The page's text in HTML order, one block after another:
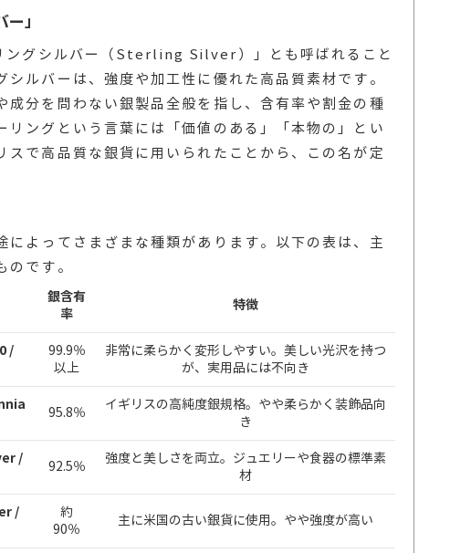
」
ングシルバー（Sterling Silver）」とも呼ばれること
シルバーは、強度や加工性に優れた高品質素材です。
成分を問わない銀製品全般を指し、含有率や割金の種
リングという言葉には「価値のある」「本物の」とい
スで高品質な銀貨に用いられたことから、この名が定
によってさまざまな種類があります。以下の表は、主
です。
銀含有
率
特徴
/
99.9％
以上
非常に柔らかく変形しやすい。美しい光沢を持つ
が、実用品には不向き
95.8％
イギリスの高純度銀規格。やや柔らかく装飾品向
き
/
92.5％
強度と美しさを両立。ジュエリーや食器の標準素
材
/
約
90％
主に米国の古い銀貨に使用。やや強度が高い